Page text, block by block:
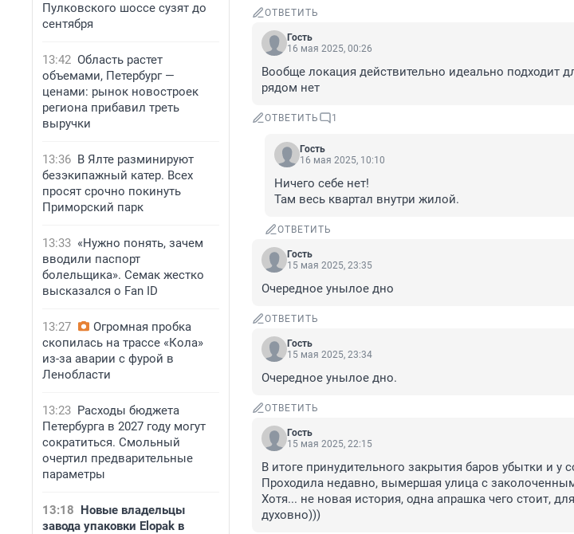
Пулковского шоссе сузят до
сентября
13:42 Область растет
объемами, Петербург —
ценами: рынок новостроек
региона прибавил треть
выручки
13:36 В Ялте разминируют
безэкипажный катер. Всех
просят срочно покинуть
Приморский парк
13:33 «Нужно понять, зачем
вводили паспорт
болельщика». Семак жестко
высказался о Fan ID
13:27
Огромная пробка
скопилась на трассе «Кола»
из-за аварии с фурой в
Ленобласти
13:23 Расходы бюджета
Петербурга в 2027 году могут
сократиться. Смольный
очертил предварительные
параметры
13:18 Новые владельцы
завода упаковки Elopak в
ОТВЕТИТЬ
Гость
16 мая 2025, 00:26
Вообще локация действительно идеально подходит
рядом нет
ОТВЕТИТЬ 1
Гость
16 мая 2025, 10:10
Ничего себе нет!
Там весь квартал внутри жилой.
ОТВЕТИТЬ
Гость
15 мая 2025, 23:35
Очередное унылое дно
ОТВЕТИТЬ
Гость
15 мая 2025, 23:34
Очередное унылое дно.
ОТВЕТИТЬ
Гость
15 мая 2025, 22:15
В итоге принудительного закрытия баров убытки и у
Проходила недавно, вымершая улица с
Хотя... не новая история, одна апрашка чего стоит,
духовно)))